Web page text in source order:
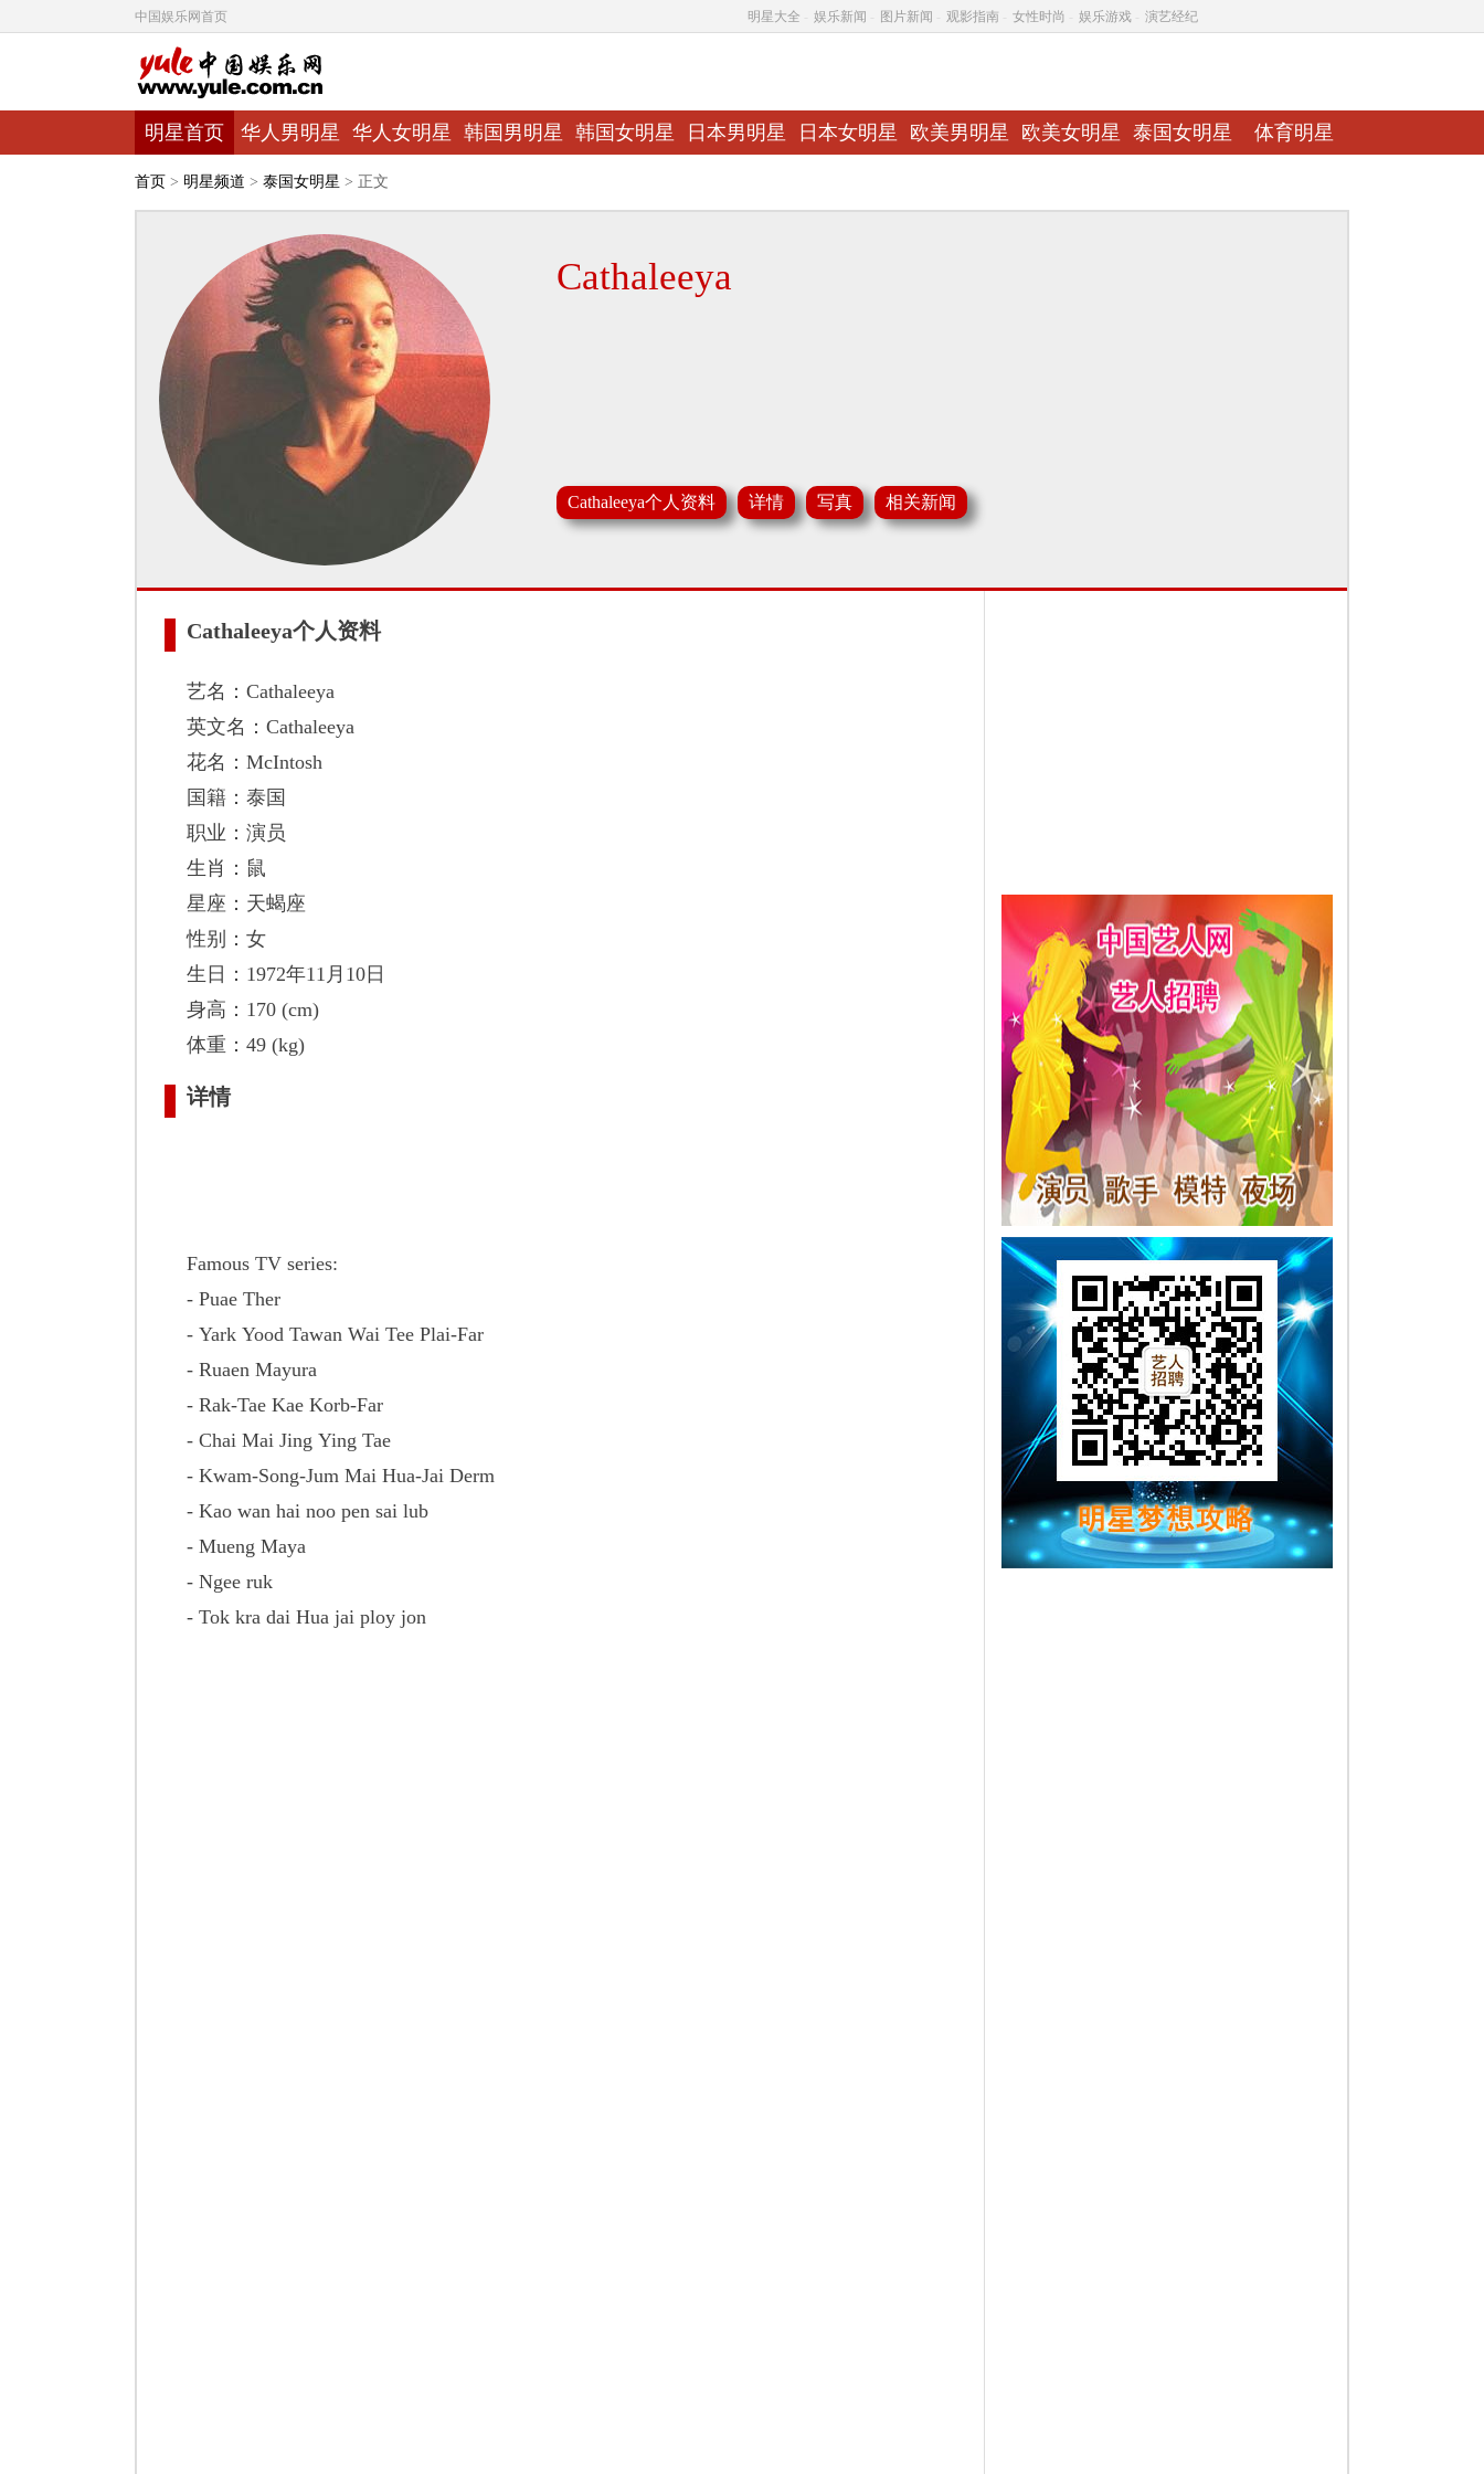
中国娱乐网首页 明星大全 娱乐新闻 图片新闻 观影指南 女性时尚 娱乐游戏 演艺经纪
明星首页 华人男明星 华人女明星 韩国男明星 韩国女明星 日本男明星 日本女明星 欧美男明星 欧美女明星 泰国女明星 体育明星
首页 > 明星频道 > 泰国女明星 > 正文
Cathaleeya
Cathaleeya个人资料 详情 写真 相关新闻
Cathaleeya个人资料
艺名：Cathaleeya
英文名：Cathaleeya
花名：McIntosh
国籍：泰国
职业：演员
生肖：鼠
星座：天蝎座
性别：女
生日：1972年11月10日
身高：170 (cm)
体重：49 (kg)
详情
Famous TV series:
- Puae Ther
- Yark Yood Tawan Wai Tee Plai-Far
- Ruaen Mayura
- Rak-Tae Kae Korb-Far
- Chai Mai Jing Ying Tae
- Kwam-Song-Jum Mai Hua-Jai Derm
- Kao wan hai noo pen sai lub
- Mueng Maya
- Ngee ruk
- Tok kra dai Hua jai ploy jon